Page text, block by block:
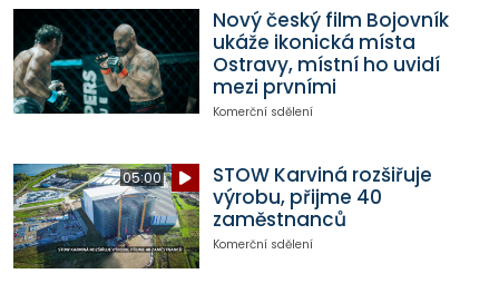
Nový český film Bojovník
ukáže ikonická místa
Ostravy, místní ho uvidí
mezi prvními
Komerční sdělení
05:00
STOW Karviná rozšiřuje
výrobu, přijme 40
zaměstnanců
Komerční sdělení